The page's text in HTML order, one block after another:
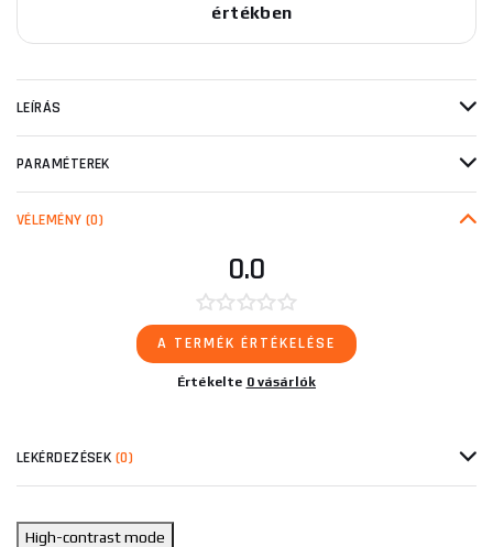
értékben
LEÍRÁS
PARAMÉTEREK
VÉLEMÉNY (0)
0.0
A TERMÉK ÉRTÉKELÉSE
Értékelte 0 vásárlók
LEKÉRDEZÉSEK (0)
High-contrast mode